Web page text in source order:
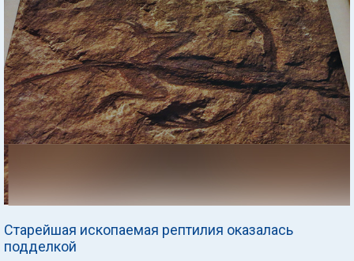
Старейшая ископаемая рептилия оказалась
подделкой